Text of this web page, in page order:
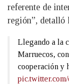
referente de
región”, detalló
Llegando a la
Marruecos,
cooperación y